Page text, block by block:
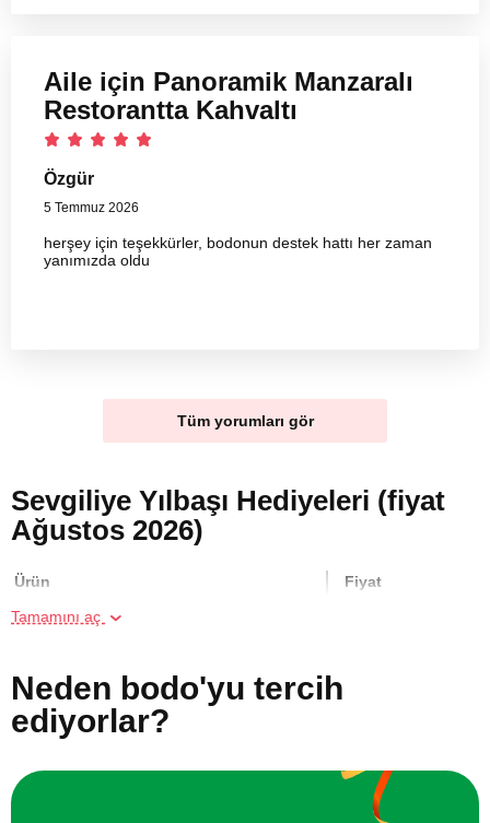
Aile için Panoramik Manzaralı
Restorantta Kahvaltı
Özgür
5 Temmuz 2026
herşey için teşekkürler, bodonun destek hattı her zaman
yanımızda oldu
Tüm yorumları gör
Sevgiliye Yılbaşı Hediyeleri (fiyat
Ağustos 2026)
Ürün Fiyat
İki Kişi için Ormanda At Gezisi
1600 TL
Tamamını aç
Neden bodo'yu tercih
ediyorlar?